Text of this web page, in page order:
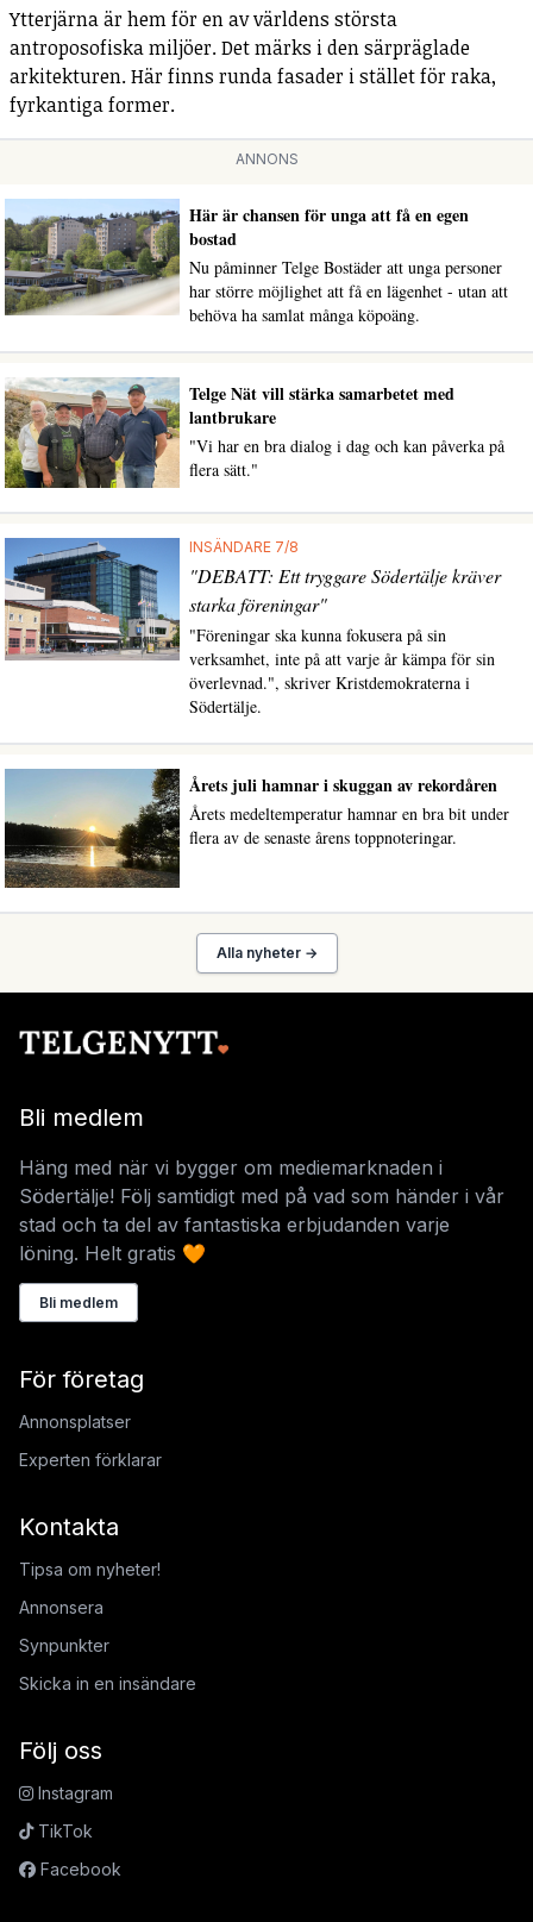
Ytterjärna är hem för en av världens största
antroposofiska miljöer. Det märks i den särpräglade
arkitekturen. Här finns runda fasader i stället för raka,
fyrkantiga former.
ANNONS
Här är chansen för unga att få en egen
bostad
Nu påminner Telge Bostäder att unga personer
har större möjlighet att få en lägenhet - utan att
behöva ha samlat många köpoäng.
Telge Nät vill stärka samarbetet med
lantbrukare
"Vi har en bra dialog i dag och kan påverka på
flera sätt."
INSÄNDARE 7/8
"DEBATT: Ett tryggare Södertälje kräver
starka föreningar"
"Föreningar ska kunna fokusera på sin
verksamhet, inte på att varje år kämpa för sin
överlevnad.", skriver Kristdemokraterna i
Södertälje.
Årets juli hamnar i skuggan av rekordåren
Årets medeltemperatur hamnar en bra bit under
flera av de senaste årens toppnoteringar.
Alla nyheter →
Bli medlem
Häng med när vi bygger om mediemarknaden i
Södertälje! Följ samtidigt med på vad som händer i vår
stad och ta del av fantastiska erbjudanden varje
löning. Helt gratis 🧡
Bli medlem
För företag
Annonsplatser
Experten förklarar
Kontakta
Tipsa om nyheter!
Annonsera
Synpunkter
Skicka in en insändare
Följ oss
Instagram
TikTok
Facebook